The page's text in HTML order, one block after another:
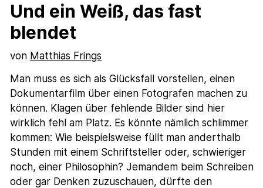
Und ein Weiß, das fast
blendet
von Matthias Frings
Man muss es sich als Glücksfall vorstellen, einen
Dokumentarfilm über einen Fotografen machen zu
können. Klagen über fehlende Bilder sind hier
wirklich fehl am Platz. Es könnte nämlich schlimmer
kommen: Wie beispielsweise füllt man anderthalb
Stunden mit einem Schriftsteller oder, schwieriger
noch, einer Philosophin? Jemandem beim Schreiben
oder gar Denken zuzuschauen, dürfte den